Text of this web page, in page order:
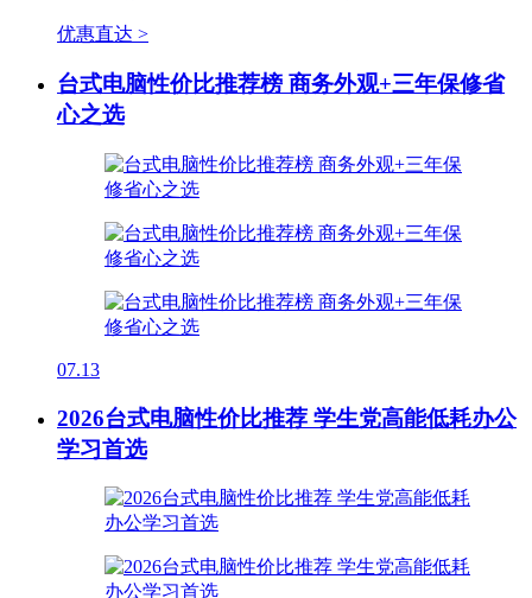
优惠直达 >
台式电脑性价比推荐榜 商务外观+三年保修省
心之选
07.13
2026台式电脑性价比推荐 学生党高能低耗办公
学习首选